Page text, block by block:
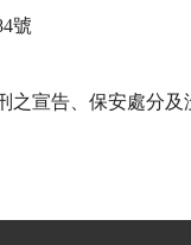
號
之宣告、保安處分